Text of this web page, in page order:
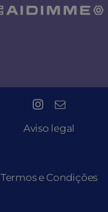
Aviso legal
Termos e Condições